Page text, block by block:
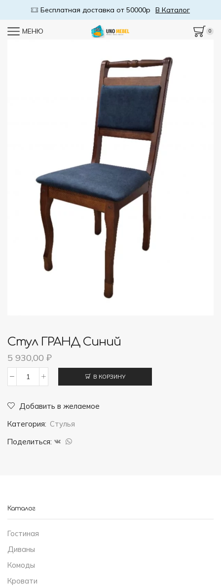
Бесплатная доставка от 50000р В Каталог
МЕНЮ 0
Стул ГРАНД Синий
5 930,00 ₽
Стул
ГРАНД
синий
В КОРЗИНУ
Добавить в желаемое
Категория: Стулья
Поделиться:
Каталог
Гостиная
Диваны
Комоды
Кровати